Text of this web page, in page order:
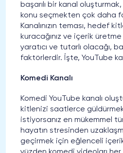
başarılı bir kanal
konu seçmekten çok daha
Kanalınızın teması, hedef
kuracağınız ve içerik
yaratıcı ve tutarlı olacağı,
faktörlerdir. İşte, YouTube
Komedi Kanalı
Komedi YouTube kanalı
kitlenizi saatlerce
istiyorsanız en mükemmel
hayatın stresinden
geçirmek için eğlenceli